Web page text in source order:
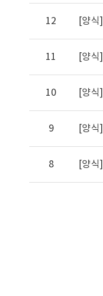
12 [양식
11 [양식
10 [양식
9 [양식
8 [양식